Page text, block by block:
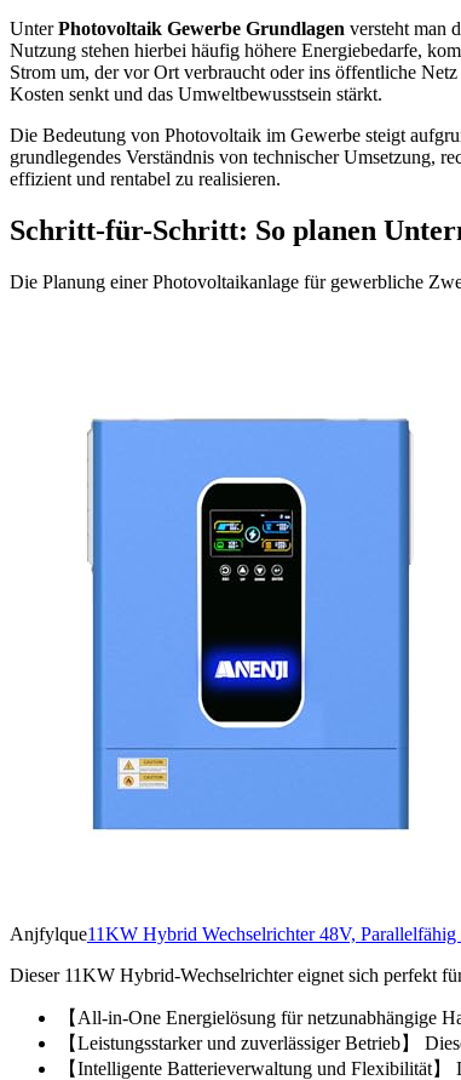
UnterPhotovoltaik Gewerbe Grundlagen versteht man
Nutzung stehen hierbei häufig höhere Energiebedarfe,
Strom um, der vor Ort verbraucht oder ins öffentliche
Kosten senkt und das Umweltbewusstsein stärkt.
Die Bedeutung von Photovoltaik im Gewerbe steigt
grundlegendes Verständnis von technischer Umsetzung,
effizient und rentabel zu realisieren.
Schritt-für-Schritt: So planen
Die Planung einer Photovoltaikanlage für gewerbliche
Anjfylque11KW Hybrid Wechselrichter 48V,
Dieser 11KW Hybrid-Wechselrichter eignet sich perfekt
【All-in-One Energielösung für netzunabhängige
【Leistungsstarker und zuverlässiger Betrieb】
【Intelligente Batterieverwaltung und Flexibilität